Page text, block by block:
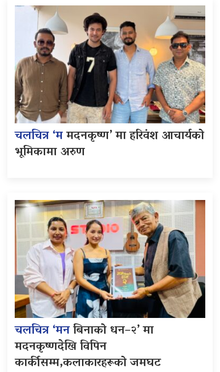
चलचित्र ‘ममदनकृष्ण’ मा हरिवंश आचार्यको
भूमिकामा अरुण
चलचित्र ‘मनबिनाको धन–२’ मा
मदनकृष्णदेखि विपिन
कार्कीसम्म,कलाकारहरूको जमघट